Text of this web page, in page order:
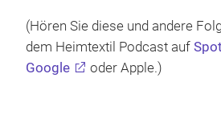
(Hören Sie diese und andere
dem Heimtextil Podcast auf
Google
oder Apple.)